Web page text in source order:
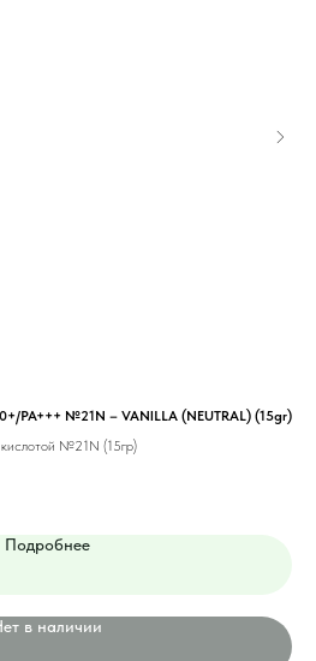
PA+++ №21N – VANILLA (NEUTRAL) (15gr)
кислотой №21N (15гр)
Подробнее
в наличии